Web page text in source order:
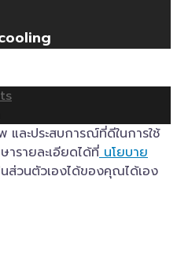
และประสบการณ์ที่ดีในการใช้
รายละเอียดได้ที่นโยบาย
ส่วนตัวเองได้ของคุณได้เอง